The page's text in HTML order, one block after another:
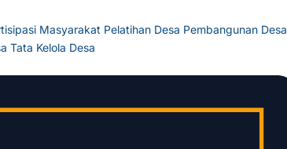
Masyarakat Pelatihan Desa Pembangunan Desa
Tata Kelola Desa